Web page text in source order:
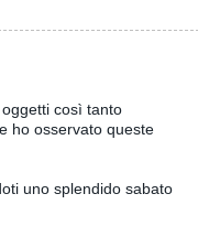
così tanto
ho osservato queste
uno splendido sabato